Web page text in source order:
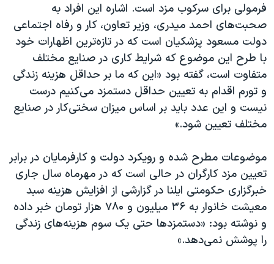
فرمولی برای سرکوب مزد است. اشاره این افراد به
صحبت‌های احمد میدری، وزیر تعاون، کار و رفاه اجتماعی
دولت مسعود پزشکیان است که در تازه‌ترین اظهارات خود
با طرح این موضوع که شرایط کاری در صنایع مختلف
متفاوت است، گفته بود «این که ما بر حداقل هزینه زندگی
و تورم اقدام به تعیین حداقل دستمزد می‌کنیم درست
نیست و این عدد باید بر اساس میزان سختی‌کار در صنایع
مختلف تعیین شود.»
موضوعات مطرح شده و رویکرد دولت و کارفرمایان در برابر
تعیین مزد کارگران در حالی است که در مهرماه سال جاری
خبرگزاری حکومتی ایلنا در گزارشی از افزایش هزینه سبد
معیشت خانوار به ۳۶ میلیون و ۷۸۰ هزار تومان خبر داده
و نوشته بود: «دستمزدها حتی یک سوم هزینه‌های زندگی
را پوشش نمی‌دهد.»